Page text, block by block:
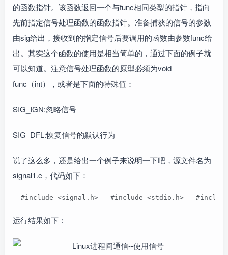
的函数指针。该函数返回一个与func相同类型的指针，指向
先前指定信号处理函数的函数指针。准备捕获的信号的参数
由sig给出，接收到的指定信号后要调用的函数由参数func给
出。其实这个函数的使用是相当简单的，通过下面的例子就
可以知道。注意信号处理函数的原型必须为void
func（int），或者是下面的特殊值：
SIG_IGN:忽略信号
SIG_DFL:恢复信号的默认行为
说了这么多，还是给出一个例子来说明一下吧，源文件名为
signal1.c，代码如下：
#include <signal.h>   #include <stdio.h>
运行结果如下：